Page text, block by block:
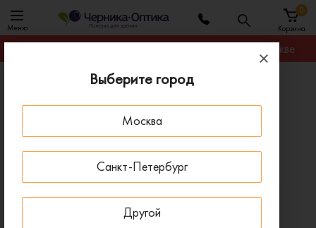
Выберите город
Москва
Санкт-Петербург
Другой
Меню Корзина
0
Гарантируем лучшую цену на любую оправу в Москве
Оправы для очков
Оправа VOGUE VO 5029 W656
ПОД ЗАКАЗ